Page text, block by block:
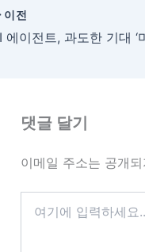
이전
댓글 달기
이메일 주소는 공개